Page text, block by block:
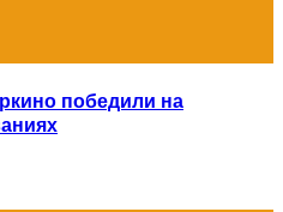
победили на